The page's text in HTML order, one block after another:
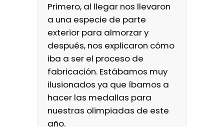
Primero, al llegar nos llevaron
a una especie de parte
exterior para almorzar y
después, nos explicaron cómo
iba a ser el proceso de
fabricación. Estábamos muy
ilusionados ya que íbamos a
hacer las medallas para
nuestras olimpiadas de este
año.